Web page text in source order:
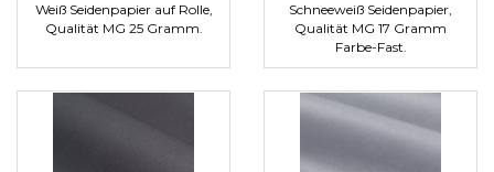
Weiß Seidenpapier auf Rolle,
Qualität MG 25 Gramm.
Schneeweiß Seidenpapier,
Qualität MG 17 Gramm
Farbe-Fast.